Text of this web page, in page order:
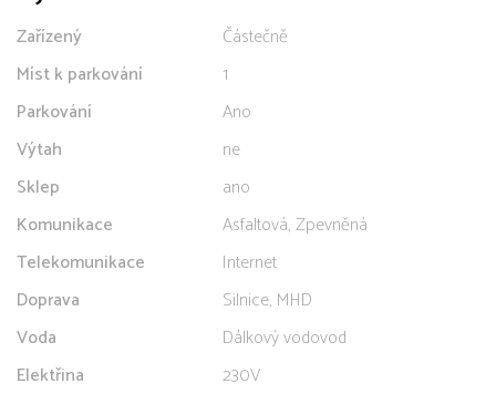
Zařízený
Částečně
Míst k parkování
1
Parkování
Ano
Výtah
ne
Sklep
ano
Komunikace
Asfaltová, Zpevněná
Telekomunikace
Internet
Doprava
Silnice, MHD
Voda
Dálkový vodovod
Elektřina
230V